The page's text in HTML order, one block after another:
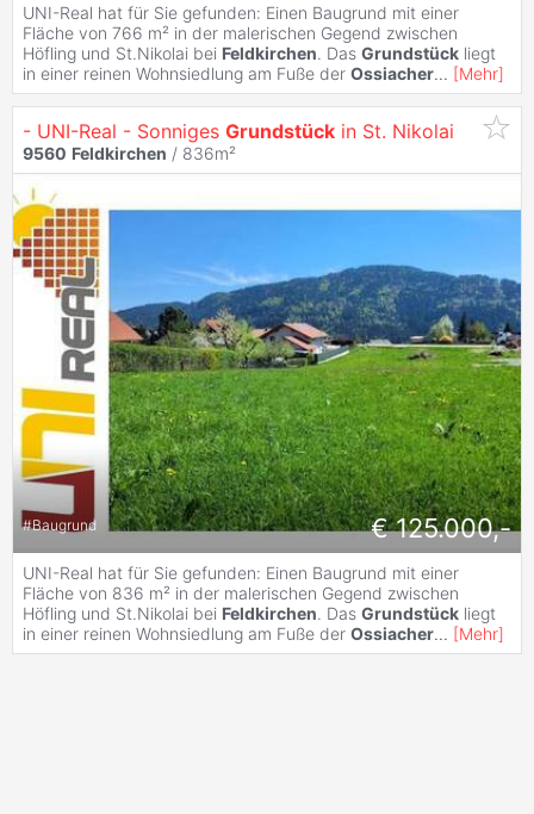
UNI-Real hat für Sie gefunden: Einen Baugrund mit einer
Fläche von 766 m² in der malerischen Gegend zwischen
Höfling und St.Nikolai bei Feldkirchen. Das Grundstück liegt
in einer reinen Wohnsiedlung am Fuße der Ossiacher... [Mehr]
- UNI-Real - Sonniges Grundstück in St. Nikolai
9560 Feldkirchen / 836m²
#Baugrund € 125.000,-
UNI-Real hat für Sie gefunden: Einen Baugrund mit einer
Fläche von 836 m² in der malerischen Gegend zwischen
Höfling und St.Nikolai bei Feldkirchen. Das Grundstück liegt
in einer reinen Wohnsiedlung am Fuße der Ossiacher... [Mehr]